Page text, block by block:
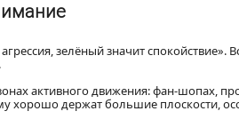
зелёный значит спокойствие».
активного движения: фан-шопах,
хорошо держат большие плоскости,